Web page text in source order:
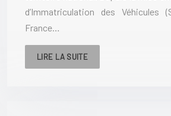
d’Immatriculation des Véhicules
France…
LIRE LA SUITE